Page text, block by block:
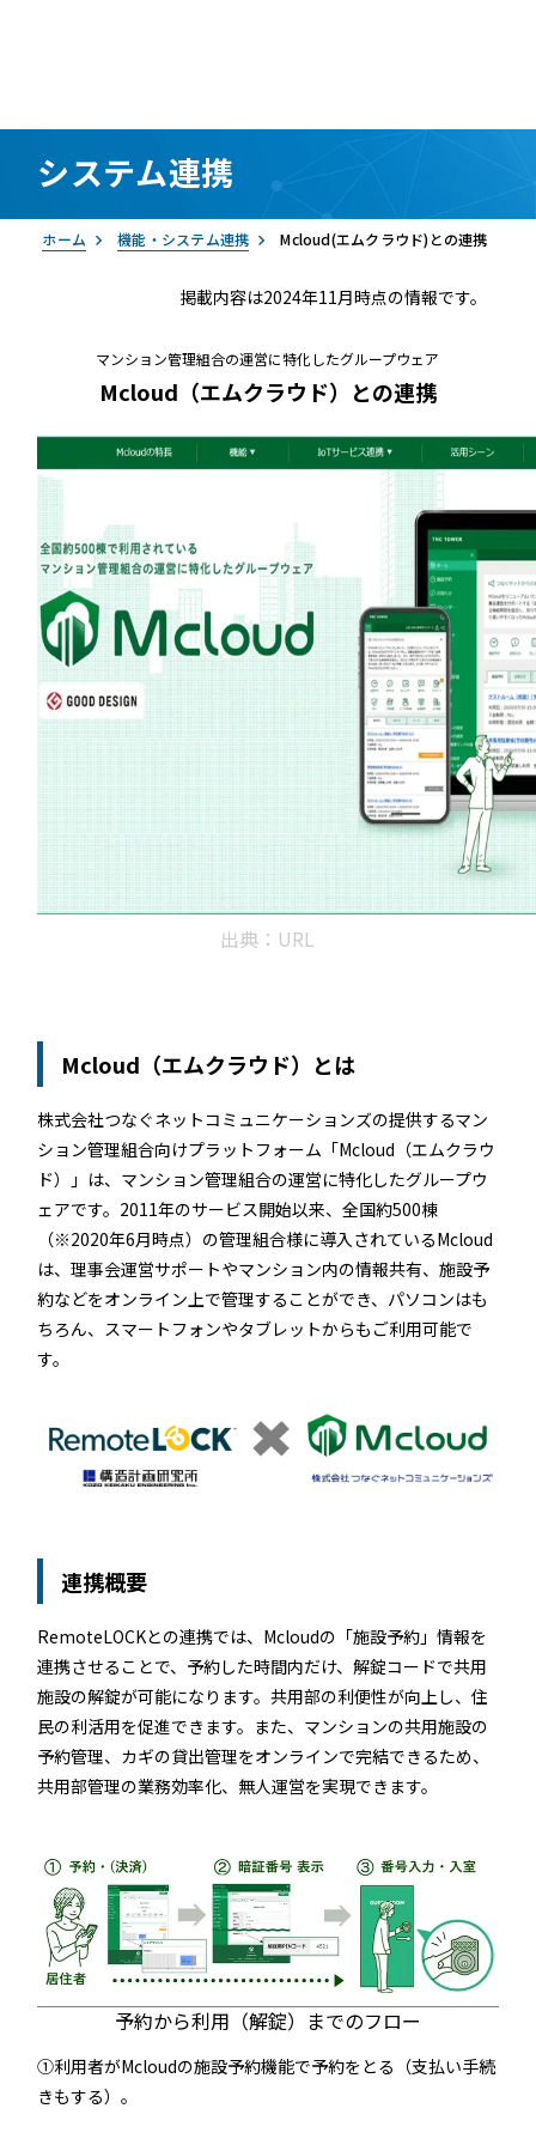
システム連携
Mcloud(エムクラウド)との連携
機能・システム連携
ホーム
掲載内容は2024年11月時点の情報です。
マンション管理組合の運営に特化したグループウェア
Mcloud（エムクラウド）との連携
出典：URL
Mcloud（エムクラウド）とは
株式会社つなぐネットコミュニケーションズの提供するマン
ション管理組合向けプラットフォーム「Mcloud（エムクラウ
ド）」は、マンション管理組合の運営に特化したグループウ
ェアです。2011年のサービス開始以来、全国約500棟
（※2020年6月時点）の管理組合様に導入されているMcloud
は、理事会運営サポートやマンション内の情報共有、施設予
約などをオンライン上で管理することができ、パソコンはも
ちろん、スマートフォンやタブレットからもご利用可能で
す。
連携概要
RemoteLOCKとの連携では、Mcloudの「施設予約」情報を
連携させることで、予約した時間内だけ、解錠コードで共用
施設の解錠が可能になります。共用部の利便性が向上し、住
民の利活用を促進できます。また、マンションの共用施設の
予約管理、カギの貸出管理をオンラインで完結できるため、
共用部管理の業務効率化、無人運営を実現できます。
予約から利用（解錠）までのフロー
①利用者がMcloudの施設予約機能で予約をとる（支払い手続
きもする）。
RemoteLOCK
ご質問
寄せられた
介します
機能
RemoteLOCKって何が
詳しくみる
利
業種別の活用
お客様の声
詳しく
常時公開中
5分でわかる！RemoteLOCKの特徴と機能について
常時公開中
3分でわかる！RemoteLOCK機種の選び方動画
はじめての方におすすめの記事
スマートロックと結露・錆（サビ）の問題
を徹底解説！防水・防錆について知ってお
【まとめ】スマートロック解説 今年度こ
そ、ビジネスにスマートロック！
続きを読む
宿泊施設
RemoteLOCKを導入するメリット
活用事例
お客さまの声
宿泊施設での運用におすすめの記事３選